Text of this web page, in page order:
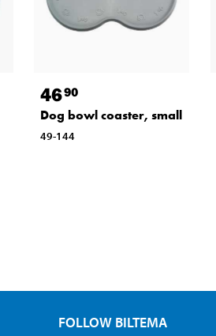
4690
Dog bowl coaster, small
49-144
FOLLOW BILTEMA